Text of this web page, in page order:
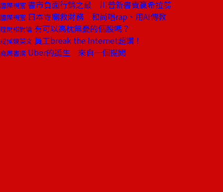
國際視窗 書市負面行銷之最 川普新書賣贏希拉蕊
國際視窗 日本寺廟救財務 和尚唱rap、用AI傳教
理財相對論 有可以高枕無憂的個股嗎？
戒掉爛英文 員工break the Internet超讚！
商周書摘 Uber的誕生 來自一個提問